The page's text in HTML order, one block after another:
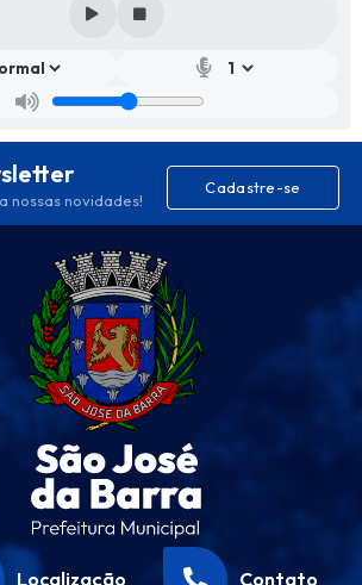
nossas novidades!
Cadastre-se
Localização Contato